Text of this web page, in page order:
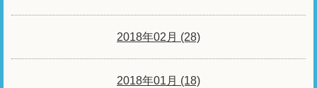
2018年02月 (28)
2018年01月 (18)